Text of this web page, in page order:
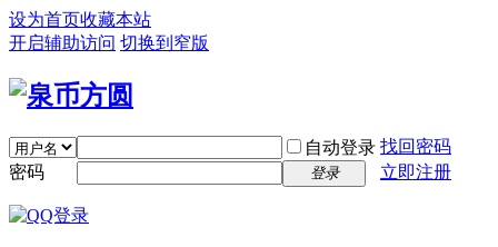
设为首页收藏本站
开启辅助访问 切换到窄版
自动登录 找回密码
密码
登录 立即注册